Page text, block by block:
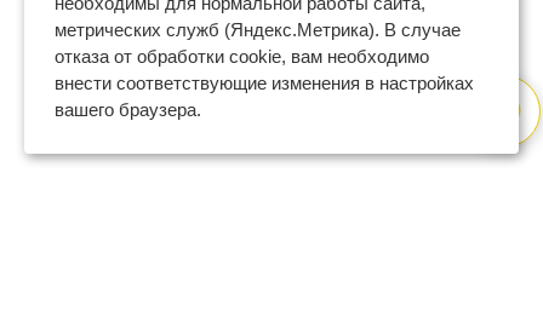
метрических служб (Яндекс.Метрика). В случае
отказа от обработки cookie, вам необходимо
внести соответствующие изменения в настройках
вашего браузера.